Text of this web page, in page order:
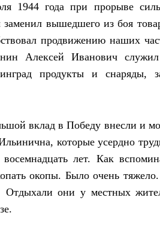
1944 года при прорыве
вышедшего из боя
продвижению наших
Алексей Иванович
продукты и снаряды,
вклад в Победу внесли и
которые усердно
лет. Как
окопы. Было очень
Отдыхали они у местных